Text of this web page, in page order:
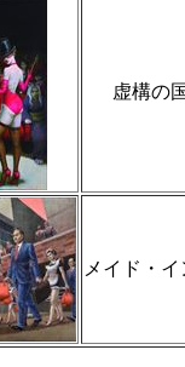
虚構の
メイド・